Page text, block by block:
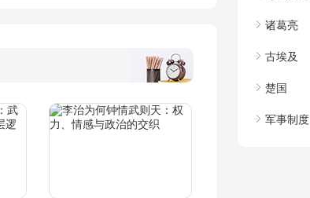
诸葛亮
古埃及
楚国
军事制度